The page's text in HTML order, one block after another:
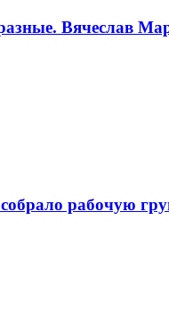
Вячеслав
рабочую